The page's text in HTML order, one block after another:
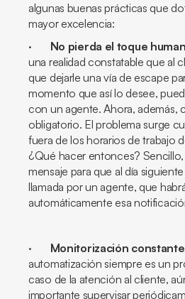
algunas buenas prácticas que
mayor excelencia:
· No pierda el toque
una realidad constatable que al
que dejarle una vía de escape
momento que así lo desee,
con un agente. Ahora, además,
obligatorio. El problema surge
fuera de los horarios de trabajo
¿Qué hacer entonces? Sencillo,
mensaje para que al día
llamada por un agente, que
automáticamente esa
· Monitorización
automatización siempre es un
caso de la atención al cliente,
importante supervisar